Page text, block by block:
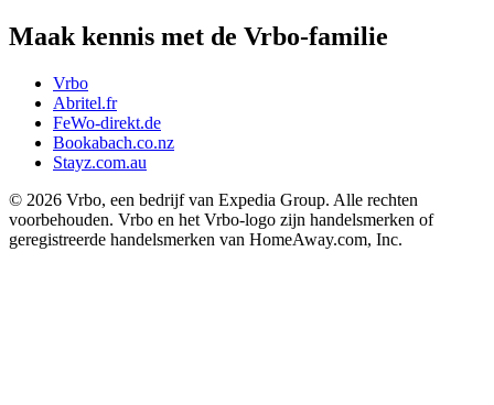
Maak kennis met de Vrbo-familie
Vrbo
Abritel.fr
FeWo-direkt.de
Bookabach.co.nz
Stayz.com.au
© 2026 Vrbo, een bedrijf van Expedia Group. Alle rechten
voorbehouden. Vrbo en het Vrbo-logo zijn handelsmerken of
geregistreerde handelsmerken van HomeAway.com, Inc.